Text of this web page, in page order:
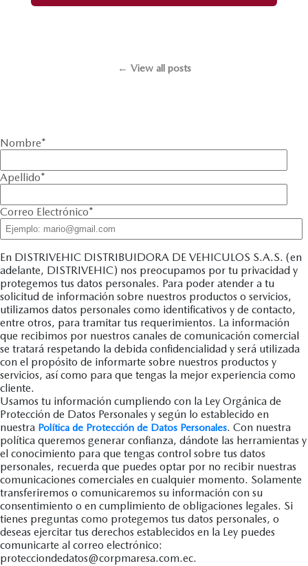
← View all posts
Nombre*
Apellido*
Correo Electrónico*
En DISTRIVEHIC DISTRIBUIDORA DE VEHICULOS S.A.S. (en
adelante, DISTRIVEHIC) nos preocupamos por tu privacidad y
protegemos tus datos personales. Para poder atender a tu
solicitud de información sobre nuestros productos o servicios,
utilizamos datos personales como identificativos y de contacto,
entre otros, para tramitar tus requerimientos. La información
que recibimos por nuestros canales de comunicación comercial
se tratará respetando la debida confidencialidad y será utilizada
con el propósito de informarte sobre nuestros productos y
servicios, así como para que tengas la mejor experiencia como
cliente.
Usamos tu información cumpliendo con la Ley Orgánica de
Protección de Datos Personales y según lo establecido en
nuestra Política de Protección de Datos Personales. Con nuestra
política queremos generar confianza, dándote las herramientas y
el conocimiento para que tengas control sobre tus datos
personales, recuerda que puedes optar por no recibir nuestras
comunicaciones comerciales en cualquier momento. Solamente
transferiremos o comunicaremos su información con su
consentimiento o en cumplimiento de obligaciones legales. Si
tienes preguntas como protegemos tus datos personales, o
deseas ejercitar tus derechos establecidos en la Ley puedes
comunicarte al correo electrónico:
protecciondedatos@corpmaresa.com.ec.